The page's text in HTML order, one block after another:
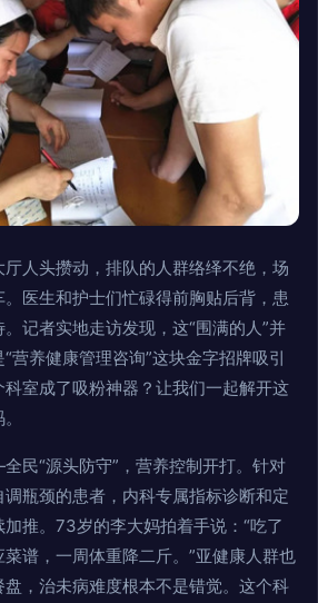
人头攒动，排队的人群络绎不绝，场
医生和护士们忙碌得前胸贴后背，患
记者实地走访发现，这“围满的人”并
营养健康管理咨询”这块金字招牌吸引
室成了吸粉神器？让我们一起解开这
民“源头防守”，营养控制开打。针对
瓶颈的患者，内科专属指标诊断和定
推。73岁的李大妈拍着手说：“吃了
谱，一周体重降二斤。”亚健康人群也
，治未病难度根本不是错觉。这个科